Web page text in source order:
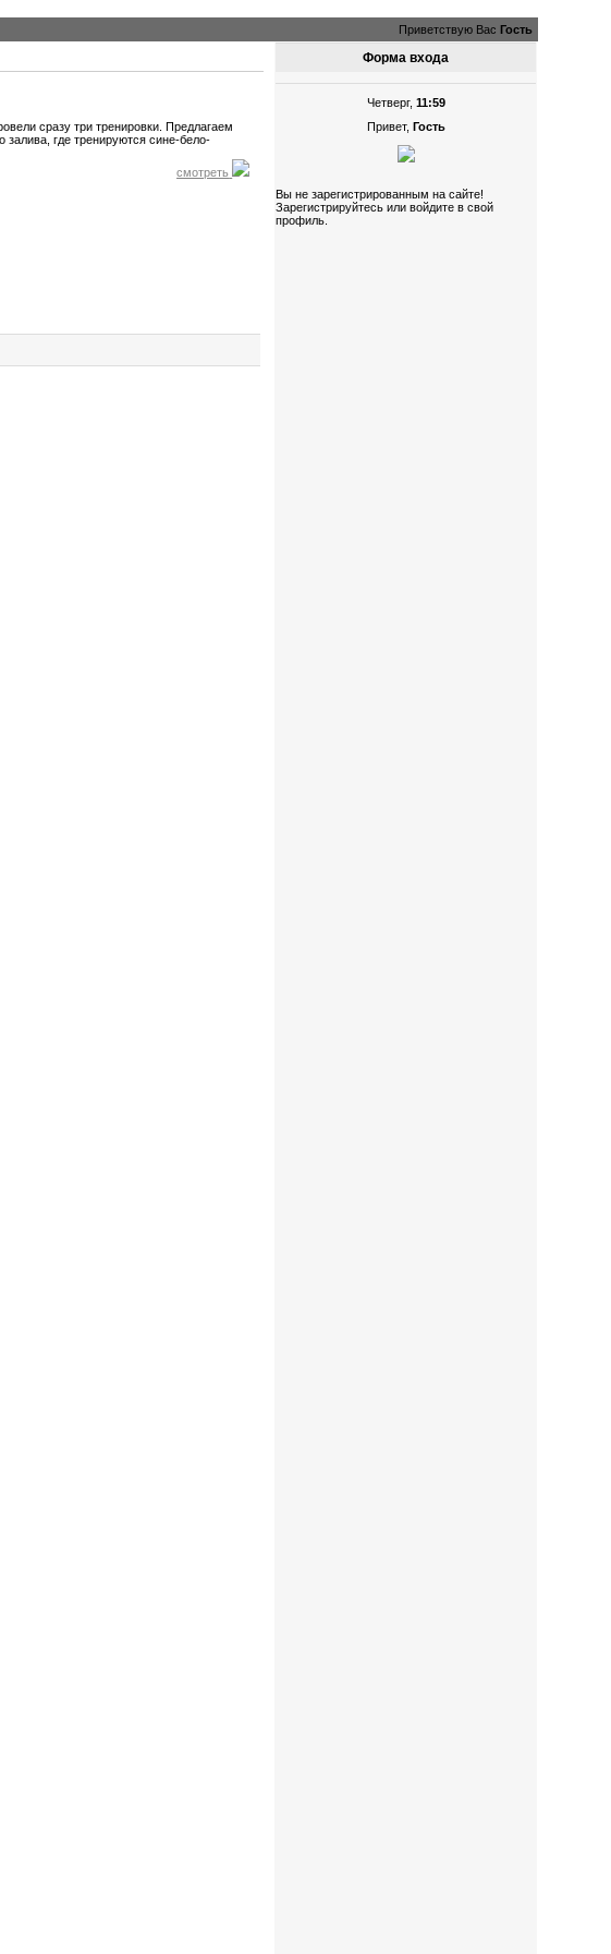
Приветствую Вас Гость
сразу три тренировки. Предлагаем
где тренируются сине-бело-
смотреть
Форма входа
Четверг, 11:59
Привет, Гость
Вы не зарегистрированным на сайте!
Зарегистрируйтесь или войдите в свой
профиль.